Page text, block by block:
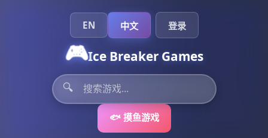
🎮Ice Breaker Games
🔍
🐟 摸鱼游戏
EN 中文 登录